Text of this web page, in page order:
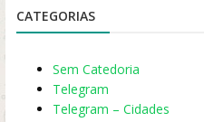
CATEGORIAS
Sem Catedoria
Telegram
Telegram – Cidades